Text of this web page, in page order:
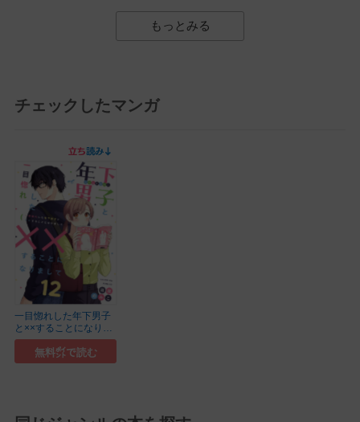
もっとみる
チェックしたマンガ
一目惚れした年下男子
と××することになりま
してシリーズ
無料㌽で読む